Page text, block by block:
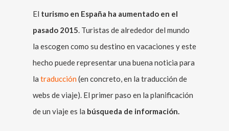
El turismo en España ha aumentado en el
pasado 2015. Turistas de alrededor del mundo
la escogen como su destino en vacaciones y este
hecho puede representar una buena noticia para
la traducción(en concreto, en la traducción de
webs de viaje). El primer paso en la planificación
de un viaje es la búsqueda de información.